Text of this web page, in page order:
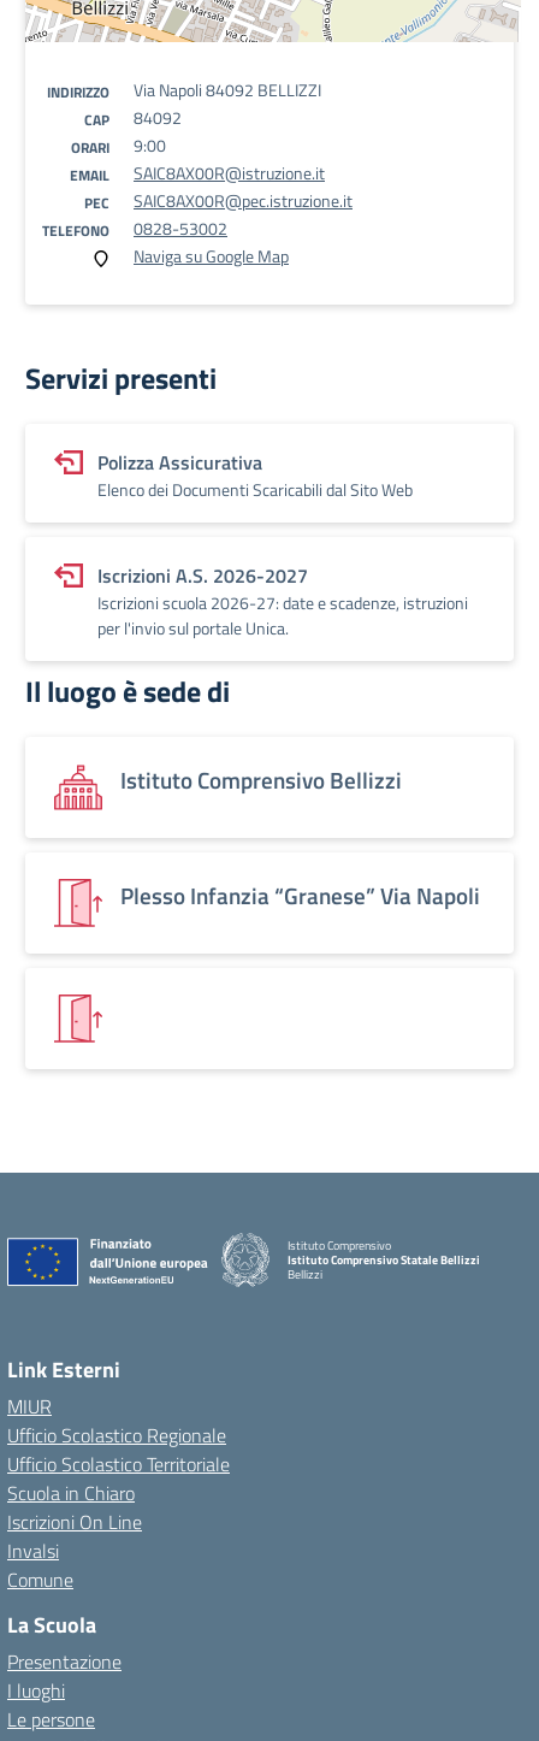
INDIRIZZO Via Napoli 84092 BELLIZZI
CAP 84092
ORARI 9:00
EMAIL SAIC8AX00R@istruzione.it
PEC SAIC8AX00R@pec.istruzione.it
TELEFONO
0828-53002
Naviga su Google Map
Servizi presenti
Polizza Assicurativa
Elenco dei Documenti Scaricabili dal Sito Web
Iscrizioni A.S. 2026-2027
Iscrizioni scuola 2026-27: date e scadenze, istruzioni
per l'invio sul portale Unica.
Il luogo è sede di
Istituto Comprensivo Bellizzi
Plesso Infanzia “Granese” Via Napoli
Istituto Comprensivo
Istituto Comprensivo Statale Bellizzi
Bellizzi
Link Esterni
MIUR
Ufficio Scolastico Regionale
Ufficio Scolastico Territoriale
Scuola in Chiaro
Iscrizioni On Line
Invalsi
Comune
La Scuola
Presentazione
I luoghi
Le persone